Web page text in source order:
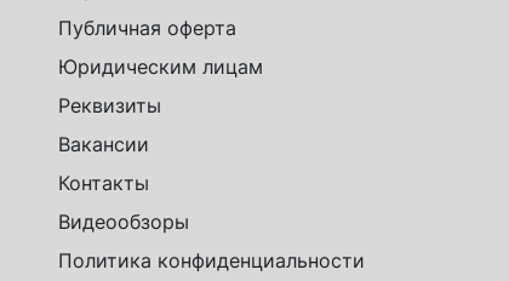
Публичная оферта
Юридическим лицам
Реквизиты
Вакансии
Контакты
Видеообзоры
Политика конфиденциальности